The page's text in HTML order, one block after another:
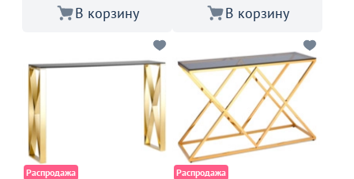
В корзину В корзину
Распродажа Распродажа